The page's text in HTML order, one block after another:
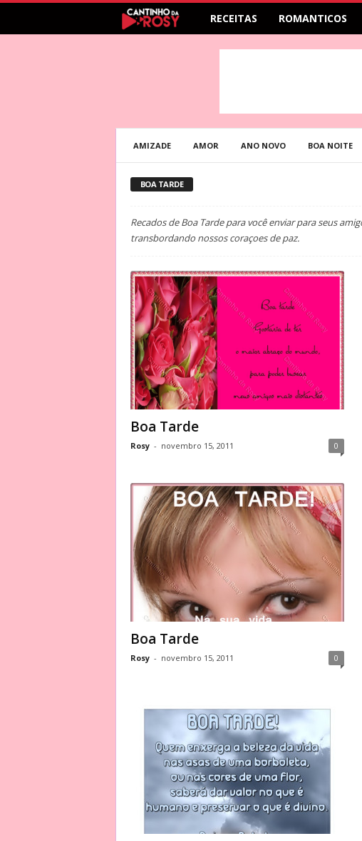
RECEITAS ROMANTICOS
AMIZADE AMOR ANO NOVO BOA NOITE
BOA TARDE
Recados de Boa Tarde para você enviar para seus
transbordando nossos coraçoes de paz.
Boa Tarde
Rosy - novembro 15, 2011 0
Boa Tarde
Rosy - novembro 15, 2011 0